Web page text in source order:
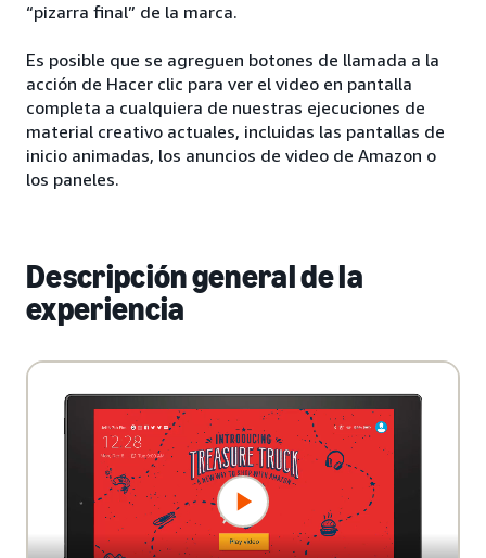
“pizarra final” de la marca.
Es posible que se agreguen botones de llamada a la
acción de Hacer clic para ver el video en pantalla
completa a cualquiera de nuestras ejecuciones de
material creativo actuales, incluidas las pantallas de
inicio animadas, los anuncios de video de Amazon o
los paneles.
Descripción general de la
experiencia